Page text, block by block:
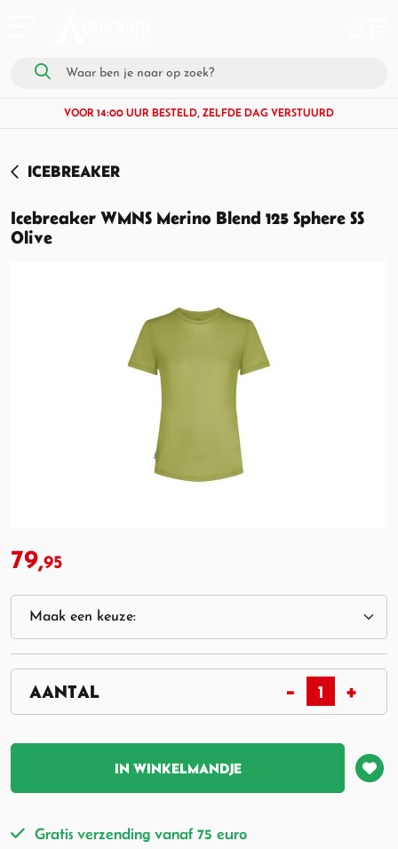
VOOR 14:00 UUR BESTELD, ZELFDE DAG VERSTUURD
ICEBREAKER
Icebreaker WMNS Merino Blend 125 Sphere SS
Olive
79,95
IN WINKELMANDJE
Gratis verzending vanaf 75 euro